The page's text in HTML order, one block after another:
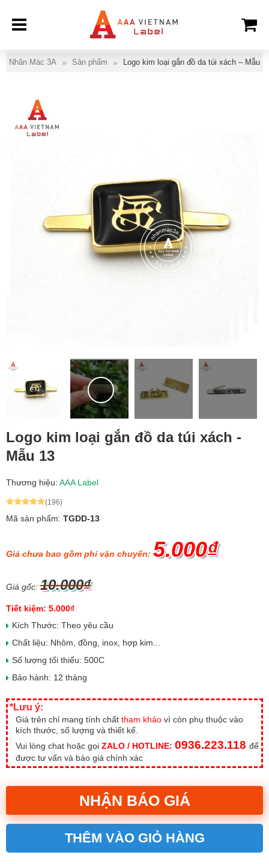
Nhãn Mác 3A Sản phẩm Logo kim loại gắn đồ da túi xách – Mẫu
Logo kim loại gắn đồ da túi xách -
Mẫu 13
Thương hiệu: AAA Label
(196)
Mã sản phẩm: TGDD-13
Giá chưa bao gồm phí vận chuyển: 5.000₫
Giá gốc: 10.000₫
Tiết kiệm: 5.000₫
Kích Thước: Theo yêu cầu
Chất liệu: Nhôm, đồng, inox, hợp kim...
Số lượng tối thiểu: 500C
Bảo hành: 12 tháng
*Lưu ý:
Giá trên chỉ mang tính chất tham khảo vì còn phụ thuộc vào
kích thước, số lượng và thiết kế.
Vui lòng chat hoặc gọi ZALO / HOTLINE: 0936.223.118 để
được tư vấn và báo giá chính xác
NHẬN BÁO GIÁ
THÊM VÀO GIỎ HÀNG